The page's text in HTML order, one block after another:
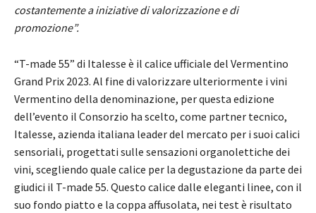
costantemente a iniziative di valorizzazione e di
promozione”.
“T-made 55” di Italesse è il calice ufficiale del Vermentino
Grand Prix 2023. Al fine di valorizzare ulteriormente i vini
Vermentino della denominazione, per questa edizione
dell’evento il Consorzio ha scelto, come partner tecnico,
Italesse, azienda italiana leader del mercato per i suoi calici
sensoriali, progettati sulle sensazioni organolettiche dei
vini, scegliendo quale calice per la degustazione da parte dei
giudici il T-made 55. Questo calice dalle eleganti linee, con il
suo fondo piatto e la coppa affusolata, nei test è risultato